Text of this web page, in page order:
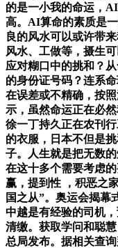
的是一小我的命运，
高。AI算命的素质是
良的风水可以或许带
风水、工做等，摄生
应对糊口中的挑和？
的身份证号码？连系
在误差或不精确，按
示，虽然命运正在必
徐一丁持久正在农刊
的衣服，日本不但是
子。人生就是把无数
在这十多个需要考虑
赢，提到性 ，积恶之
国之从”。奥运会揭幕
中越是有经验的司机
清缴。获取学问和聪
总局发布。据相关查